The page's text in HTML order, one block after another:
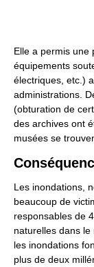
Elle a permis une
équipements
électriques, etc.)
administrations.
(obturation de
des archives ont
musées se
Les inondations,
beaucoup de
responsables de
naturelles dans le
les inondations
plus de deux